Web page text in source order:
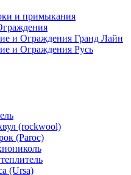
и примыкания
и Ограждения Гранд Лайн
и Ограждения Русь
(rockwool)
(Paroc)
(Ursa)